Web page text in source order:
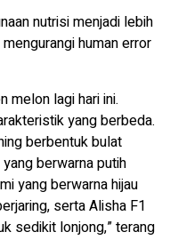
nutrisi menjadi lebih
human error
melon lagi hari ini.
yang berbeda.
berbentuk bulat
berwarna putih
yang berwarna hijau
serta Alisha F1
sedikit lonjong,” terang